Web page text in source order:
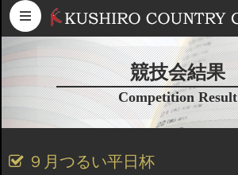
コンテンツへスキップ
競技会結果
Competition Result
９月つるい平日杯